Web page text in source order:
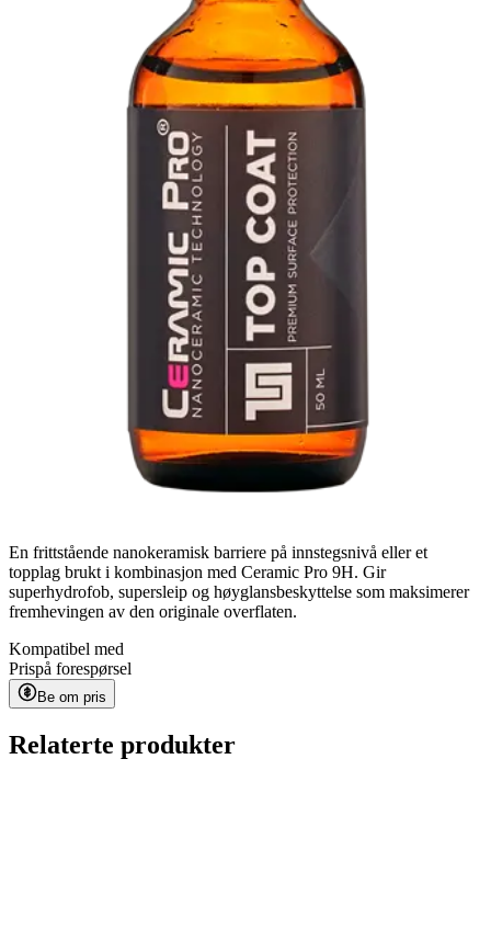
En frittstående nanokeramisk barriere på innstegsnivå eller et
topplag brukt i kombinasjon med Ceramic Pro 9H. Gir
superhydrofob, supersleip og høyglansbeskyttelse som maksimerer
fremhevingen av den originale overflaten.
Kompatibel med
Prispå forespørsel
Be om pris
Relaterte produkter